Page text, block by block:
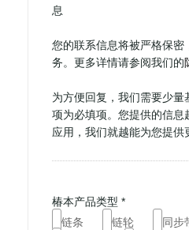
息
您的联系信息将被严格保密
务。更多详情请参阅我们的
为方便回复，我们需要少量
项为必填项。您提供的信息
应用，我们就越能为您提供
椿本产品类型 *
链条
链轮
同步